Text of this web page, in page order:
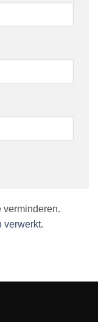
verminderen.
verwerkt.